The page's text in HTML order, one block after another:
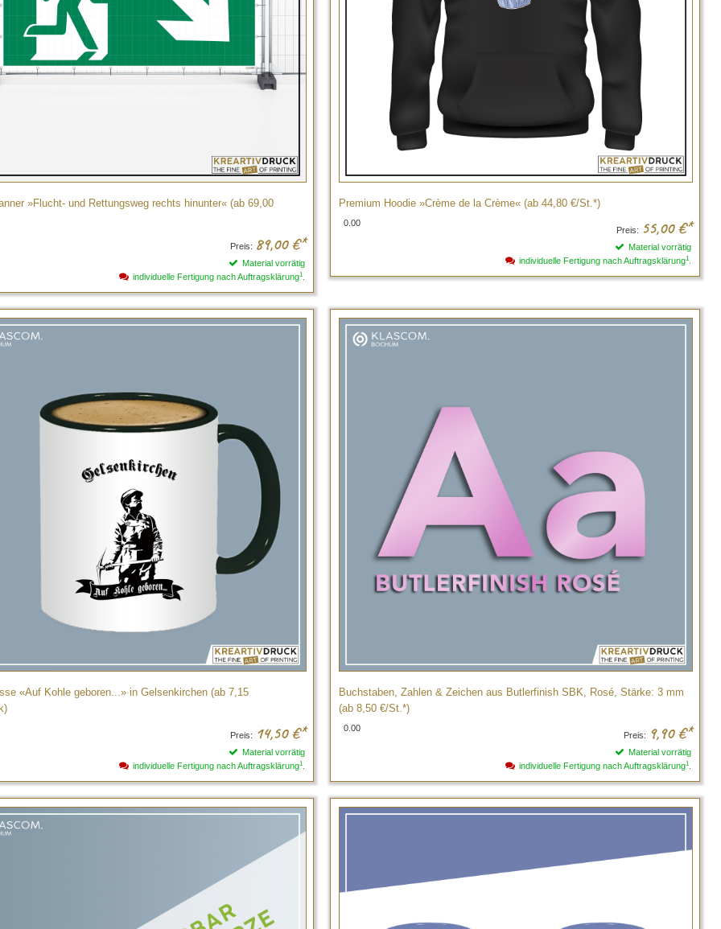
»Flucht- und Rettungsweg rechts hinunter« (ab 69,00
Preis: 89,00 €*
Material vorrätig
individuelle Fertigung nach Auftragsklärung1.
Premium Hoodie »Crème de la Crème« (ab 44,80 €/St.*)
0.00
Preis: 55,00 €*
Material vorrätig
individuelle Fertigung nach Auftragsklärung1
«Auf Kohle geboren...» in Gelsenkirchen (ab 7,15
Preis: 14,50 €*
Material vorrätig
individuelle Fertigung nach Auftragsklärung1.
Buchstaben, Zahlen & Zeichen aus Butlerfinish SBK, Rosé, Stärke: 3 mm
(ab 8,50 €/St.*)
0.00
Preis: 9,90 €*
Material vorrätig
individuelle Fertigung nach Auftragsklärung1.